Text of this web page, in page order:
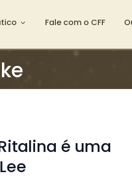
Fale com o CFF
é uma